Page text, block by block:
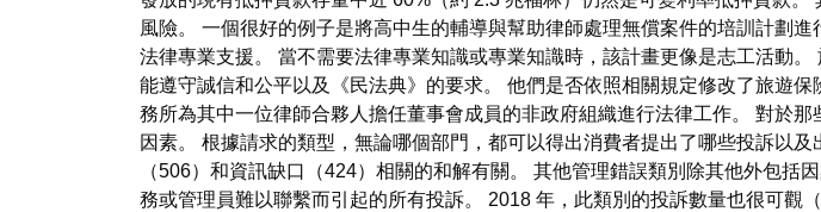
風險。 一個很好的例子是將高中生的輔導與幫助律師處理無償案件的培訓計
法律專業支援。 當不需要法律專業知識或專業知識時，該計畫更像是志工活動
能遵守誠信和公平以及《民法典》的要求。 他們是否依照相關規定修改了旅遊
務所為其中一位律師合夥人擔任董事會成員的非政府組織進行法律工作。 對於
因素。 根據請求的類型，無論哪個部門，都可以得出消費者提出了哪些投訴以
（506）和資訊缺口（424）相關的和解有關。 其他管理錯誤類別除其他外包
務或管理員難以聯繫而引起的所有投訴。 2018 年，此類別的投訴數量也很可觀